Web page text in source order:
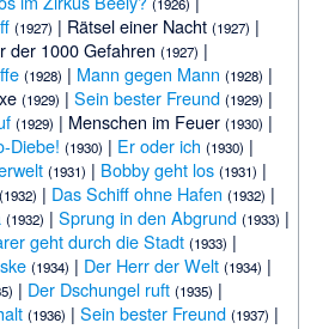
(1927) | Rätsel einer Nacht (1927) |
der 1000 Gefahren (1927) |
(1928) | Mann gegen Mann (1928) |
(1929) | Sein bester Freund (1929) |
(1929) | Menschen im Feuer (1930) |
Diebe! (1930) | Er oder ich (1930) |
(1931) | Bobby geht los (1931) |
(1932) | Das Schiff ohne Hafen (1932) |
(1932) | Sprung in den Abgrund (1933) |
geht durch die Stadt (1933) |
(1934) | Der Herr der Welt (1934) |
| Der Dschungel ruft (1935) |
(1936) | Sein bester Freund (1937) |